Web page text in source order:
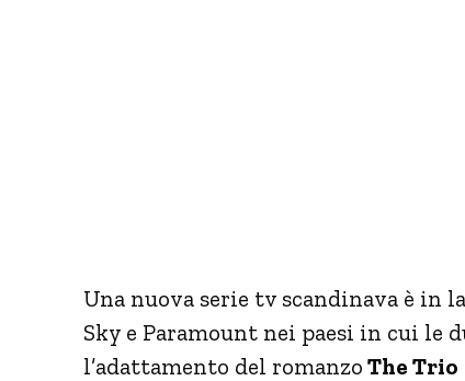
Una nuova serie tv scandinava è in
Sky e Paramount nei paesi in cui le
l’adattamento del romanzo The Trio